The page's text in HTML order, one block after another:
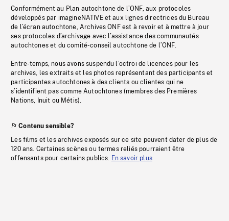
Conformément au Plan autochtone de l’ONF, aux protocoles
développés par imagineNATIVE et aux lignes directrices du Bureau
de l’écran autochtone, Archives ONF est à revoir et à mettre à jour
ses protocoles d’archivage avec l’assistance des communautés
autochtones et du comité-conseil autochtone de l’ONF.
Entre-temps, nous avons suspendu l’octroi de licences pour les
archives, les extraits et les photos représentant des participants et
participantes autochtones à des clients ou clientes qui ne
s’identifient pas comme Autochtones (membres des Premières
Nations, Inuit ou Métis).
Contenu sensible?
Les films et les archives exposés sur ce site peuvent dater de plus de
120 ans. Certaines scènes ou termes reliés pourraient être
offensants pour certains publics. En savoir plus